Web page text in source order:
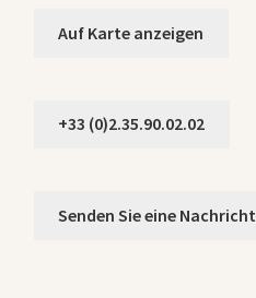
Auf Karte anzeigen
+33 (0)2.35.90.02.02
Senden Sie eine Nachricht